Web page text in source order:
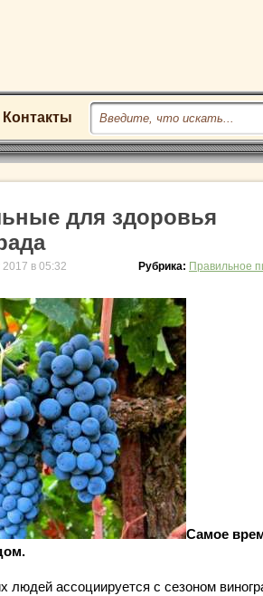
Контакты
для здоровья
2017 в 05:32 Рубрика: Правильное
Самое
людей ассоциируется с сезоном